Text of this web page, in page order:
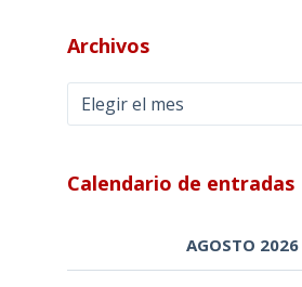
Archivos
Archivos
Calendario de entradas
AGOSTO 2026